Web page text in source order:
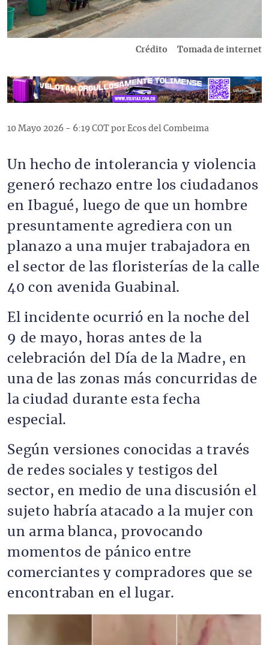
Crédito Tomada de internet
10 Mayo 2026 - 6:19 COT por Ecos del Combeima
Un hecho de intolerancia y violencia
generó rechazo entre los ciudadanos
en Ibagué, luego de que un hombre
presuntamente agrediera con un
planazo a una mujer trabajadora en
el sector de las floristerías de la calle
40 con avenida Guabinal.
El incidente ocurrió en la noche del
9 de mayo, horas antes de la
celebración del Día de la Madre, en
una de las zonas más concurridas de
la ciudad durante esta fecha
especial.
Según versiones conocidas a través
de redes sociales y testigos del
sector, en medio de una discusión el
sujeto habría atacado a la mujer con
un arma blanca, provocando
momentos de pánico entre
comerciantes y compradores que se
encontraban en el lugar.